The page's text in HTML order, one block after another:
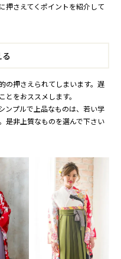
押さえてくポイントを紹介して
の押さえられてしまいます。遅
をおススメします。
ンプルで上品なものは、若い学
是非上質なものを選んで下さい